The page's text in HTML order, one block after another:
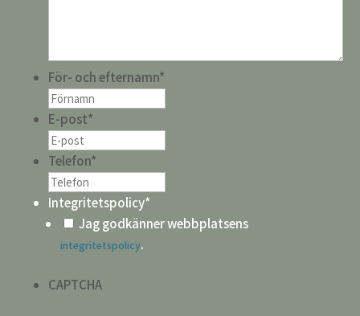
För- och efternamn*
E-post*
Telefon*
Integritetspolicy*
Jag godkänner webbplatsens
integritetspolicy.
CAPTCHA